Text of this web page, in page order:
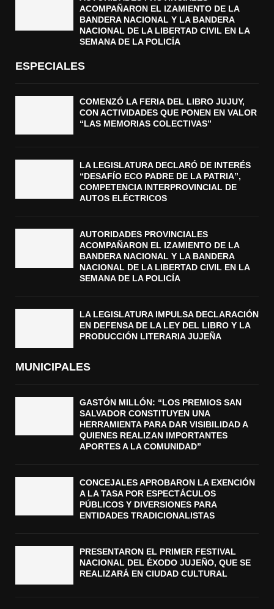
ACOMPAÑARON EL IZAMIENTO DE LA
BANDERA NACIONAL Y LA BANDERA
NACIONAL DE LA LIBERTAD CIVIL EN LA
SEMANA DE LA POLICÍA
ESPECIALES
COMENZÓ LA FERIA DEL LIBRO JUJUY,
CON ACTIVIDADES QUE PONEN EN VALOR
“LAS MEMORIAS COLECTIVAS”
LA LEGISLATURA DECLARÓ DE INTERÉS
“DESAFÍO ECO PADRE DE LA PATRIA”,
COMPETENCIA INTERPROVINCIAL DE
AUTOS ELÉCTRICOS
AUTORIDADES PROVINCIALES
ACOMPAÑARON EL IZAMIENTO DE LA
BANDERA NACIONAL Y LA BANDERA
NACIONAL DE LA LIBERTAD CIVIL EN LA
SEMANA DE LA POLICÍA
LA LEGISLATURA IMPULSA DECLARACIÓN
EN DEFENSA DE LA LEY DEL LIBRO Y LA
PRODUCCIÓN LITERARIA JUJEÑA
MUNICIPALES
GASTÓN MILLÓN: “LOS PREMIOS SAN
SALVADOR CONSTITUYEN UNA
HERRAMIENTA PARA DAR VISIBILIDAD A
QUIENES REALIZAN IMPORTANTES
APORTES A LA COMUNIDAD”
CONCEJALES APROBARON LA EXENCIÓN
A LA TASA POR ESPECTÁCULOS
PÚBLICOS Y DIVERSIONES PARA
ENTIDADES TRADICIONALISTAS
PRESENTARON EL PRIMER FESTIVAL
NACIONAL DEL ÉXODO JUJEÑO, QUE SE
REALIZARÁ EN CIUDAD CULTURAL